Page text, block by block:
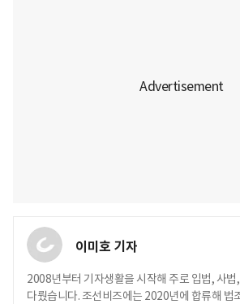
이미호 기자
2008년부터 기자생활을 시작해 주로 입법, 사법
다뤘습니다. 조선비즈에는 2020년에 합류해 법